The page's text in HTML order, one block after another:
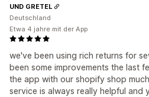
we've been using rich returns for
been some improvements the last
the app with our shopify shop
service is always really helpful and
UND GRETEL
Deutschland
Etwa 4 jahre mit der App